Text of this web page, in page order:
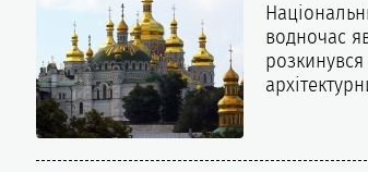
водночас